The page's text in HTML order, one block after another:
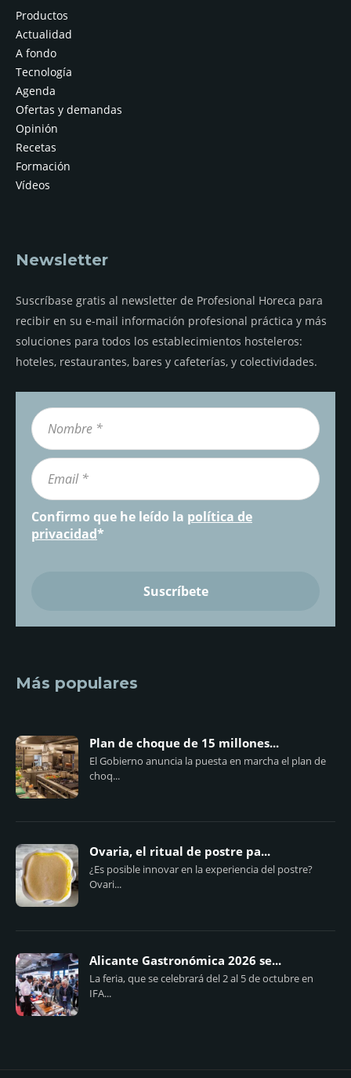
Productos
Actualidad
A fondo
Tecnología
Agenda
Ofertas y demandas
Opinión
Recetas
Formación
Vídeos
Newsletter
Suscríbase gratis al newsletter de Profesional Horeca para
recibir en su e-mail información profesional práctica y más
soluciones para todos los establecimientos hosteleros:
hoteles, restaurantes, bares y cafeterías, y colectividades.
Confirmo que he leído la política de
privacidad*
Más populares
Plan de choque de 15 millones...
El Gobierno anuncia la puesta en marcha el plan de
choq...
Ovaria, el ritual de postre pa...
¿Es posible innovar en la experiencia del postre?
Ovari...
Alicante Gastronómica 2026 se...
La feria, que se celebrará del 2 al 5 de octubre en
IFA...